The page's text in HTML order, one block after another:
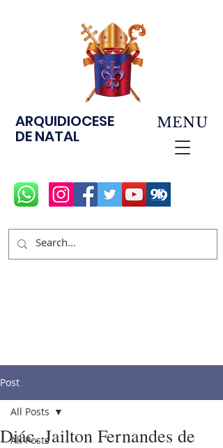
ARQUIDIOCESE
DE NATAL
MENU
Post
All Posts
All Posts
Diác. Jailton Fernandes de